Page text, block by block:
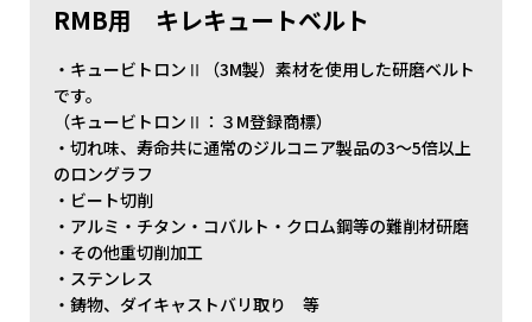
RMB用 キレキュートベルト
・キュービトロンⅡ（3M製）素材を使用した研磨ベルト
です。
（キュービトロンⅡ：３M登録商標）
・切れ味、寿命共に通常のジルコニア製品の3～5倍以上
のロングラフ
・ビート切削
・アルミ・チタン・コバルト・クロム鋼等の難削材研磨
・その他重切削加工
・ステンレス
・鋳物、ダイキャストバリ取り 等